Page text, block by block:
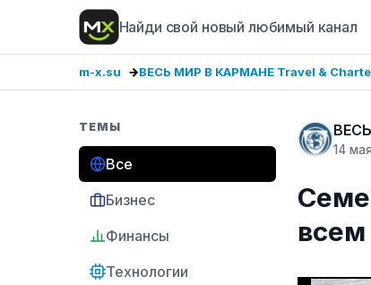
Найди свой новый любимый канал
m-x.su ВЕСЬ МИР В КАРМАНЕ Travel &
ТЕМЫ
Все
Бизнес
Финансы
Технологии
14
всем